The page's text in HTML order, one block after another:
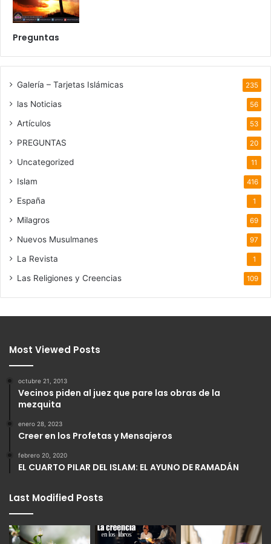
Preguntas
Galería – Tarjetas Islámicas 235
las Noticias 56
Artículos 53
PREGUNTAS 20
Uncategorized 11
Islam 416
España 1
Milagros 69
Nuevos Musulmanes 97
La Revista 1
Las Religiones y Creencias 109
Most Viewed Posts
octubre 21, 2013
Vecinos piden al juez que pare las obras de la
mezquita
enero 28, 2023
Creer en los Profetas y Mensajeros
febrero 20, 2020
EL CUARTO PILAR DEL ISLAM: EL AYUNO DE RAMADÁN
Last Modified Posts